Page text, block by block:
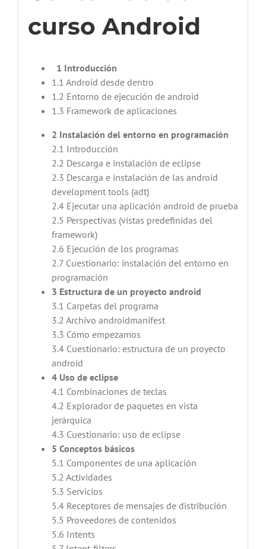
curso Android
1 Introducción
1.1 Android desde dentro
1.2 Entorno de ejecución de android
1.3 Framework de aplicaciones
2 Instalación del entorno en programación
2.1 Introducción
2.2 Descarga e instalación de eclipse
2.3 Descarga e instalación de las android
development tools (adt)
2.4 Ejecutar una aplicación android de prueba
2.5 Perspectivas (vistas predefinidas del
framework)
2.6 Ejecución de los programas
2.7 Cuestionario: instalación del entorno en
programación
3 Estructura de un proyecto android
3.1 Carpetas del programa
3.2 Archivo androidmanifest
3.3 Cómo empezamos
3.4 Cuestionario: estructura de un proyecto
android
4 Uso de eclipse
4.1 Combinaciones de teclas
4.2 Explorador de paquetes en vista
jerárquica
4.3 Cuestionario: uso de eclipse
5 Conceptos básicos
5.1 Componentes de una aplicación
5.2 Actividades
5.3 Servicios
5.4 Receptores de mensajes de distribución
5.5 Proveedores de contenidos
5.6 Intents